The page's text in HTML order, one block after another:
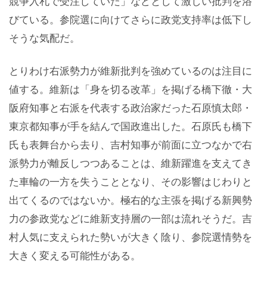
びている。参院選に向けてさらに政党支持率は低下し
そうな気配だ。
とりわけ右派勢力が維新批判を強めているのは注目に
値する。維新は「身を切る改革」を掲げる橋下徹・大
阪府知事と右派を代表する政治家だった石原慎太郎・
東京都知事が手を結んで国政進出した。石原氏も橋下
氏も表舞台から去り、吉村知事が前面に立つなかで右
派勢力が離反しつつあることは、維新躍進を支えてき
た車輪の一方を失うこととなり、その影響はじわりと
出てくるのではないか。極右的な主張を掲げる新興勢
力の参政党などに維新支持層の一部は流れそうだ。吉
村人気に支えられた勢いが大きく陰り、参院選情勢を
大きく変える可能性がある。